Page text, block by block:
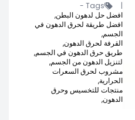
|
Tags -
افضل حل لدهون البطن,
افضل طريقة لحرق الدهون في
الجسم,
القرفة لحرق الدهون,
طريق حرق الدهون في الجسم,
لتنزيل الدهون من الجسم,
مشروب لحرق السعرات
الحرارية,
منتجات للتخسيس وحرق
الدهون,